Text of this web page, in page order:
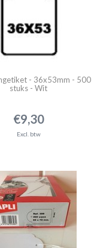
- 36x53mm - 500
stuks - Wit
€9,30
Excl. btw